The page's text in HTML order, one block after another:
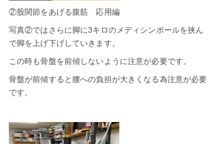
②股関節をあげる腹筋 応用編
写真②ではさらに脚に3キロのメディシンボールを挟ん
で脚を上げ下げしていきます。
この時も骨盤を前傾しないように注意が必要です。
骨盤が前傾すると腰への負担が大きくなる為注意が必要
です。